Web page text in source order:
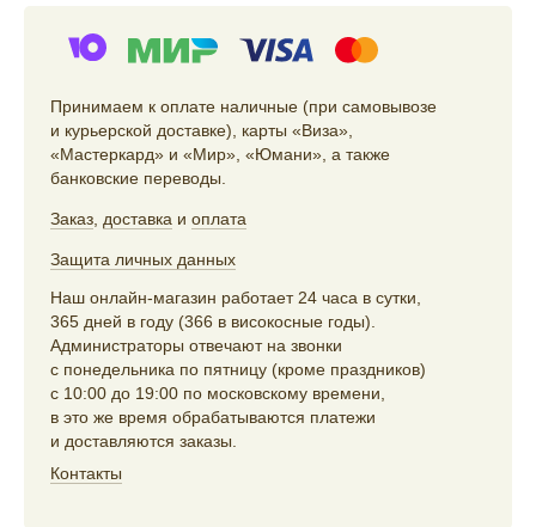
Принимаем к оплате наличные (при самовывозе
и курьерской доставке), карты «Виза»,
«Мастеркард» и «Мир», «Юмани», а также
банковские переводы.
Заказ доставка и оплата
Защита личных данных
Наш онлайн-магазин работает 24 часа в сутки,
365 дней в году (366 в високосные годы).
Администраторы отвечают на звонки
с понедельника по пятницу (кроме праздников)
с 10:00 до 19:00 по московскому времени,
в это же время обрабатываются платежи
и доставляются заказы.
Контакты